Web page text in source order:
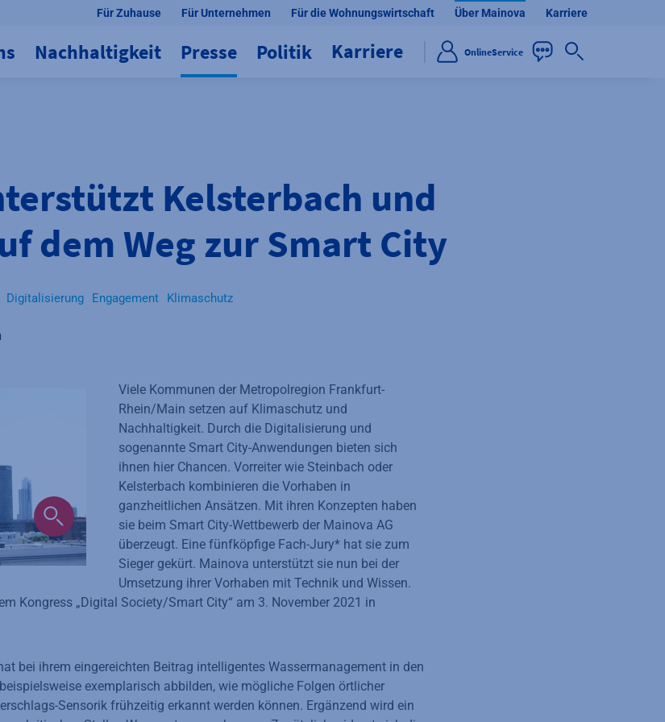
Für Zuhause Für Unternehmen Für die Wohnungswirtschaft Über Mainova Karriere
Nachhaltigkeit Presse Politik Karriere OnlineService
Kelsterbach und
dem Weg zur Smart City
Digitalisierung Engagement Klimaschutz
Viele Kommunen der Metropolregion Frankfurt-
Rhein/Main setzen auf Klimaschutz und
Nachhaltigkeit. Durch die Digitalisierung und
sogenannte Smart City-Anwendungen bieten sich
ihnen hier Chancen. Vorreiter wie Steinbach oder
Kelsterbach kombinieren die Vorhaben in
ganzheitlichen Ansätzen. Mit ihren Konzepten haben
sie beim Smart City-Wettbewerb der Mainova AG
überzeugt. Eine fünfköpfige Fach-Jury* hat sie zum
Sieger gekürt. Mainova unterstützt sie nun bei der
Umsetzung ihrer Vorhaben mit Technik und Wissen.
Kongress „Digital Society/Smart City“ am 3. November 2021 in
bei ihrem eingereichten Beitrag intelligentes Wassermanagement in den
exemplarisch abbilden, wie mögliche Folgen örtlicher
Sensorik frühzeitig erkannt werden können. Ergänzend wird ein